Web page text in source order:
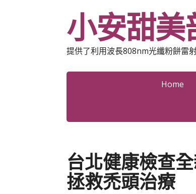
小安甜美
提供了利用波長808nm光纖粉餅雷
Home
台北健康檢查
拯救禿頭治療